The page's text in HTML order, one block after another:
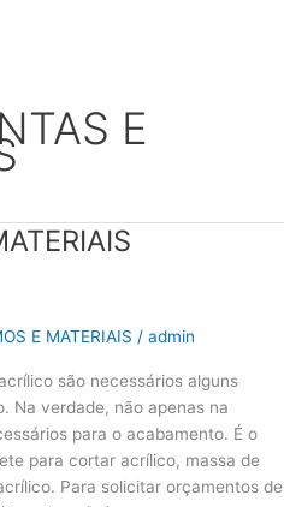
E
E MATERIAIS / admin
são necessários alguns
Na verdade, não apenas na
para o acabamento. É o
para cortar acrílico, massa de
Para solicitar orçamentos de